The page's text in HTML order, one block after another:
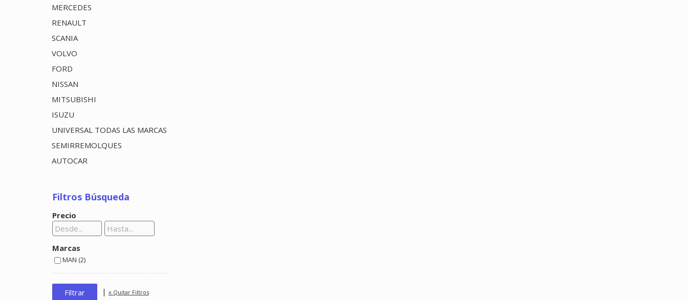
MERCEDES
RENAULT
SCANIA
VOLVO
FORD
NISSAN
MITSUBISHI
ISUZU
UNIVERSAL TODAS LAS MARCAS
SEMIRREMOLQUES
AUTOCAR
Filtros Búsqueda
Precio
Marcas
MAN (2)
| x Quitar Filtros